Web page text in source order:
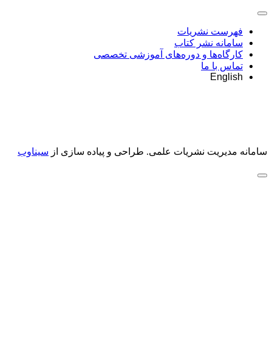
فهرست نشریات
سامانه نشر کتاب
کارگاه‌ها و دوره‌های آموزشی تخصصی
تماس با ما
English
سامانه مدیریت نشریات علمی. طراحی و پیاده سازی از سیناوب